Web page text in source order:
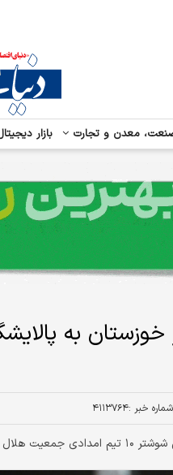
معدن و تجارت بازار
خوزستان به
شماره خبر :۴۱۱۳۷۶۴
عازم شدند.